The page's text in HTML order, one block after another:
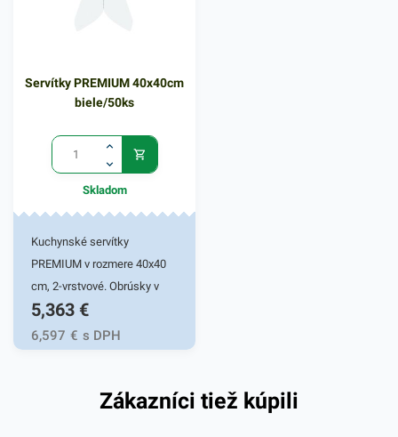
Servítky PREMIUM 40x40cm
biele/50ks
Skladom
Kuchynské servítky
PREMIUM v rozmere 40x40
cm, 2-vrstvové. Obrúsky v
bielej farbe v balení 50ks.
Používajú sa v reštauráciách,
v domácnostiach a pod.
kvalitného papiera poskytne
5,363 €
6,597 € s DPH
Zákazníci tiež kúpili